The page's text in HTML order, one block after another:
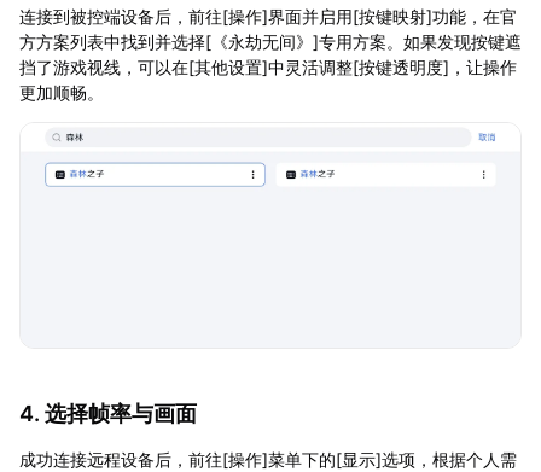
连接到被控端设备后，前往[操作]界面并启用[按键映射]功能，在官
方方案列表中找到并选择[《永劫无间》]专用方案。如果发现按键遮
挡了游戏视线，可以在[其他设置]中灵活调整[按键透明度]，让操作
更加顺畅。
4. 选择帧率与画面
成功连接远程设备后，前往[操作]菜单下的[显示]选项，根据个人需